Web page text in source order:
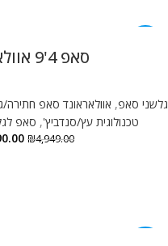
סאפ 4'9 אוולאראונד
גלשני סאפ, אוולאראונד סאפ חתירה/
טכנולוגית עץ/סנדביץ', סאפ
₪4,949.00